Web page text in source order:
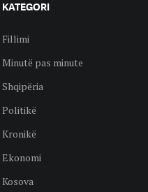
KATEGORI
Fillimi
Minutë pas minute
Shqipëria
Politikë
Kronikë
Ekonomi
Kosova